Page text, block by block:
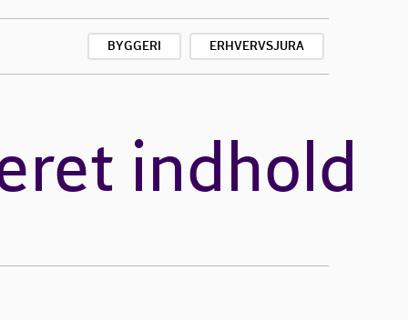
BYGGERI ERHVERVSJURA
indhold